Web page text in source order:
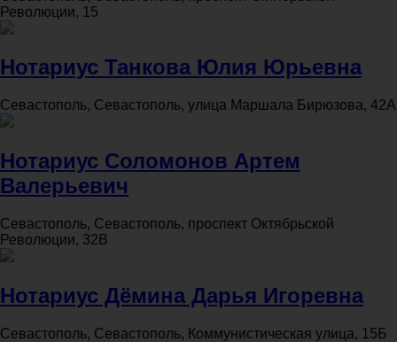
Революции, 15
Нотариус Танкова Юлия Юрьевна
Севастополь, Севастополь, улица Маршала Бирюзова, 42А
Нотариус Соломонов Артем
Валерьевич
Севастополь, Севастополь, проспект Октябрьской
Революции, 32В
Нотариус Дёмина Дарья Игоревна
Севастополь, Севастополь, Коммунистическая улица, 15Б